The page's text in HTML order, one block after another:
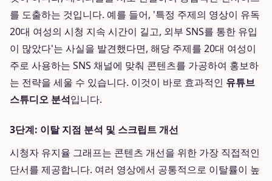
를 도출하는 것입니다. 예를 들어, '특정 주제의 영상이 유독
20대 여성의 시청 지속 시간이 길고, 외부 SNS를 통한 유입
이 많았다'는 사실을 발견했다면, 해당 주제를 20대 여성이
주로 사용하는 SNS 채널에 맞춰 콘텐츠를 가공하여 홍보하
는 전략을 세울 수 있습니다. 이것이 바로 효과적인 유튜브
스튜디오 분석입니다.
3단계: 이탈 지점 분석 및 스크립트 개선
시청자 유지율 그래프는 콘텐츠 개선을 위한 가장 직접적인
단서를 제공합니다. 여러 영상에서 공통적으로 이탈률이 높